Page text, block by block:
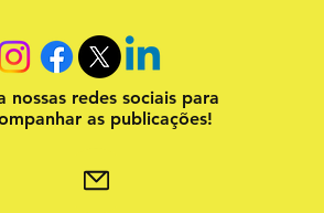
nossas redes sociais para
as publicações!